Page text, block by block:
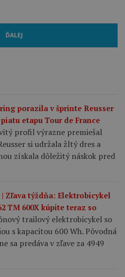
ĎALEJ
porazila v šprinte Reusser
etapu Tour de France
profil výrazne premiešal
si udržala žltý dres a
získala dôležitý náskok pred
| Zľava týždňa: Elektrobicykel
TM 600X kúpite teraz so
trailový elektrobicykel so
s kapacitou 600 Wh. Pôvodná
sa predáva v zľave za 4949